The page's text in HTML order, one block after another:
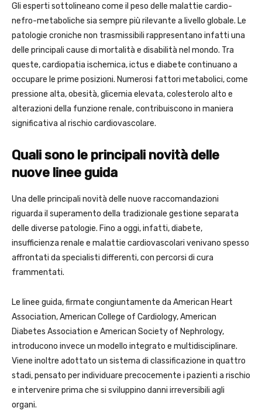
Gli esperti sottolineano come il peso delle malattie cardio-
nefro-metaboliche sia sempre più rilevante a livello globale. Le
patologie croniche non trasmissibili rappresentano infatti una
delle principali cause di mortalità e disabilità nel mondo. Tra
queste, cardiopatia ischemica, ictus e diabete continuano a
occupare le prime posizioni. Numerosi fattori metabolici, come
pressione alta, obesità, glicemia elevata, colesterolo alto e
alterazioni della funzione renale, contribuiscono in maniera
significativa al rischio cardiovascolare.
Quali sono le principali novità delle
nuove linee guida
Una delle principali novità delle nuove raccomandazioni
riguarda il superamento della tradizionale gestione separata
delle diverse patologie. Fino a oggi, infatti, diabete,
insufficienza renale e malattie cardiovascolari venivano spesso
affrontati da specialisti differenti, con percorsi di cura
frammentati.
Le linee guida, firmate congiuntamente da American Heart
Association, American College of Cardiology, American
Diabetes Association e American Society of Nephrology,
introducono invece un modello integrato e multidisciplinare.
Viene inoltre adottato un sistema di classificazione in quattro
stadi, pensato per individuare precocemente i pazienti a rischio
e intervenire prima che si sviluppino danni irreversibili agli
organi.